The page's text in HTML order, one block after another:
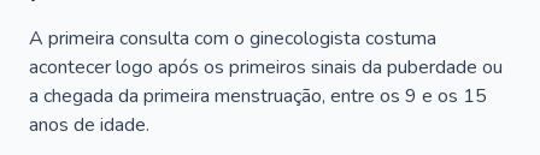
A primeira consulta com o ginecologista costuma
acontecer logo após os primeiros sinais da puberdade ou
a chegada da primeira menstruação, entre os 9 e os 15
anos de idade.